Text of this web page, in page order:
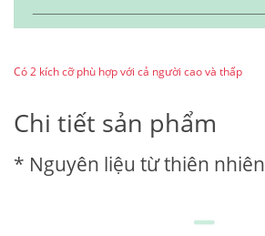
Có 2 kích cỡ phù hợp với cả người cao và thấp
Chi tiết sản phẩm
* Nguyên liệu từ thiên nhiên